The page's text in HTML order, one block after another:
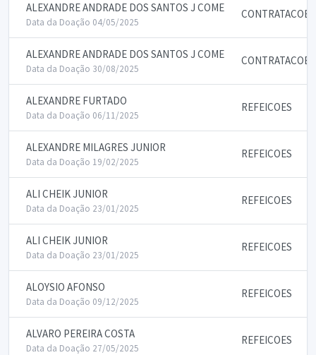
ALEXANDRE ANDRADE DOS SANTOS J COME
Data da Doação 04/05/2025
ALEXANDRE ANDRADE DOS SANTOS J COME
Data da Doação 30/08/2025
ALEXANDRE FURTADO
Data da Doação 06/11/2025
REFEICOES
ALEXANDRE MILAGRES JUNIOR
Data da Doação 19/02/2025
REFEICOES
ALI CHEIK JUNIOR
Data da Doação 23/01/2025
REFEICOES
ALI CHEIK JUNIOR
Data da Doação 23/01/2025
REFEICOES
ALOYSIO AFONSO
Data da Doação 09/12/2025
REFEICOES
ALVARO PEREIRA COSTA
Data da Doação 27/05/2025
REFEICOES